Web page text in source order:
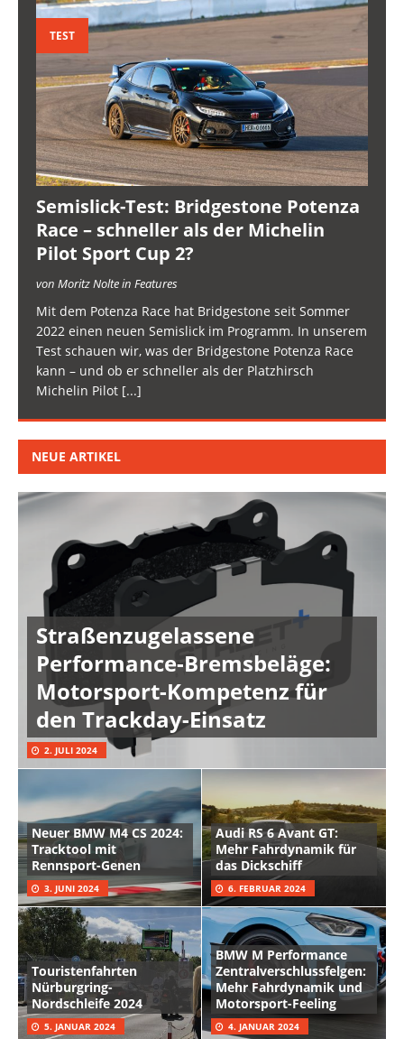
TEST
Semislick-Test: Bridgestone Potenza
Race – schneller als der Michelin
Pilot Sport Cup 2?
von Moritz Nolte in Features
Mit dem Potenza Race hat Bridgestone seit Sommer
2022 einen neuen Semislick im Programm. In unserem
Test schauen wir, was der Bridgestone Potenza Race
kann – und ob er schneller als der Platzhirsch
Michelin Pilot [...]
NEUE ARTIKEL
Straßenzugelassene
Performance-Bremsbeläge:
Motorsport-Kompetenz für
den Trackday-Einsatz
2. JULI 2024
Neuer BMW M4 CS 2024:
Tracktool mit
Rennsport-Genen
3. JUNI 2024
Audi RS 6 Avant GT:
Mehr Fahrdynamik für
das Dickschiff
6. FEBRUAR 2024
Touristenfahrten
Nürburgring-
Nordschleife 2024
5. JANUAR 2024
BMW M Performance
Zentralverschlussfelgen:
Mehr Fahrdynamik und
Motorsport-Feeling
4. JANUAR 2024